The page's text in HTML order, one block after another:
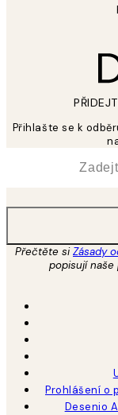
Přihlašte se k
Přečtěte siZásady
popisují naše
Prohlášení o
Desenio